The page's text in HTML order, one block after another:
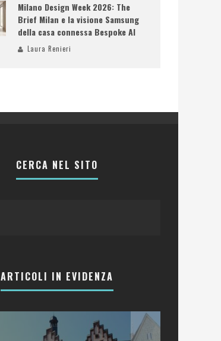
Milano Design Week 2026: The
Brief Milan e la visione Samsung
della casa connessa Bespoke AI
Laura Renieri
CERCA NEL SITO
ARTICOLI IN EVIDENZA